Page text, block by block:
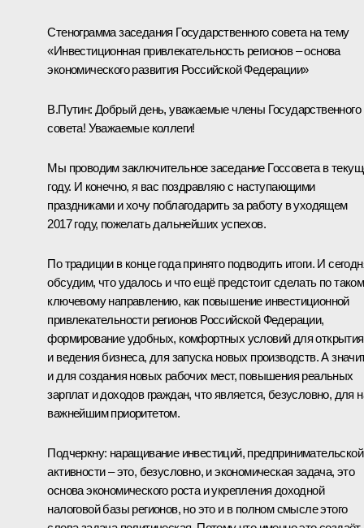
Стенограмма заседания Государственного совета на тему
«Инвестиционная привлекательность регионов – основа
экономического развития Российской Федерации»
В.Путин: Добрый день, уважаемые члены Государственного
совета! Уважаемые коллеги!
Мы проводим заключительное заседание Госсовета в
году. И конечно, я вас поздравляю с наступающими
праздниками и хочу поблагодарить за работу в уходящем
2017 году, пожелать дальнейших успехов.
По традиции в конце года принято подводить итоги. И
обсудим, что удалось и что ещё предстоит сделать по
ключевому направлению, как повышение инвестиционной
привлекательности регионов Российской Федерации,
формирование удобных, комфортных условий для открытия
и ведения бизнеса, для запуска новых производств. А
и для создания новых рабочих мест, повышения реальных
зарплат и доходов граждан, что является, безусловно, для
важнейшим приоритетом.
Подчеркну: наращивание инвестиций, предпринимательской
активности – это, безусловно, и экономическая задача, это
основа экономического роста и укрепления доходной
налоговой базы регионов, но это и в полном смысле этого